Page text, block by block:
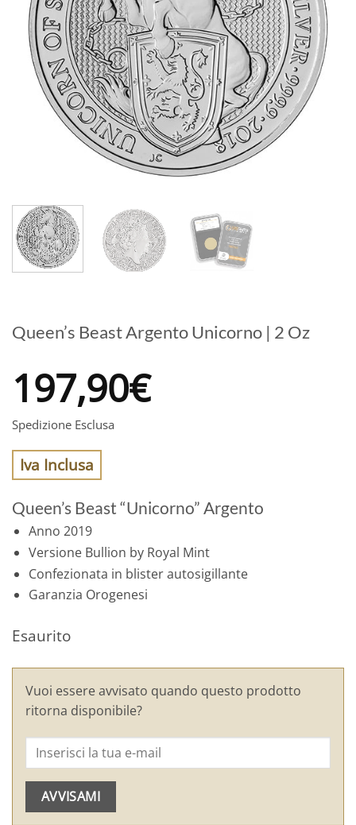
Queen’s Beast Argento Unicorno | 2 Oz
197,90€
Spedizione Esclusa
Iva Inclusa
Queen’s Beast “Unicorno” Argento
Anno 2019
Versione Bullion by Royal Mint
Confezionata in blister autosigillante
Garanzia Orogenesi
Esaurito
Vuoi essere avvisato quando questo prodotto
ritorna disponibile?
AVVISAMI